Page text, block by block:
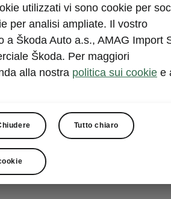
Di solito sono
facilmente. I
esempio. Per
perfetta: il
raggiungibile.
utilizzati vi sono cookie per
per analisi ampliate. Il vostro
a Škoda Auto a.s., AMAG Import
Škoda. Per maggiori
alla nostra politica sui cookie e
Tutto chiaro